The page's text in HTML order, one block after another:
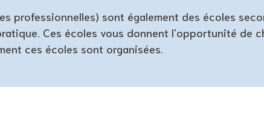
professionnelles) sont également des écoles
Ces écoles vous donnent l'opportunité de
ces écoles sont organisées.